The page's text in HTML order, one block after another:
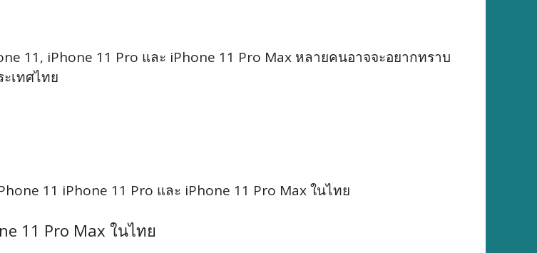
11, iPhone 11 Pro และ iPhone 11 Pro Max หลายคนอาจจะอยากทราบ
เทศไทย
11 iPhone 11 Pro และ iPhone 11 Pro Max ในไทย
11 Pro Max ในไทย